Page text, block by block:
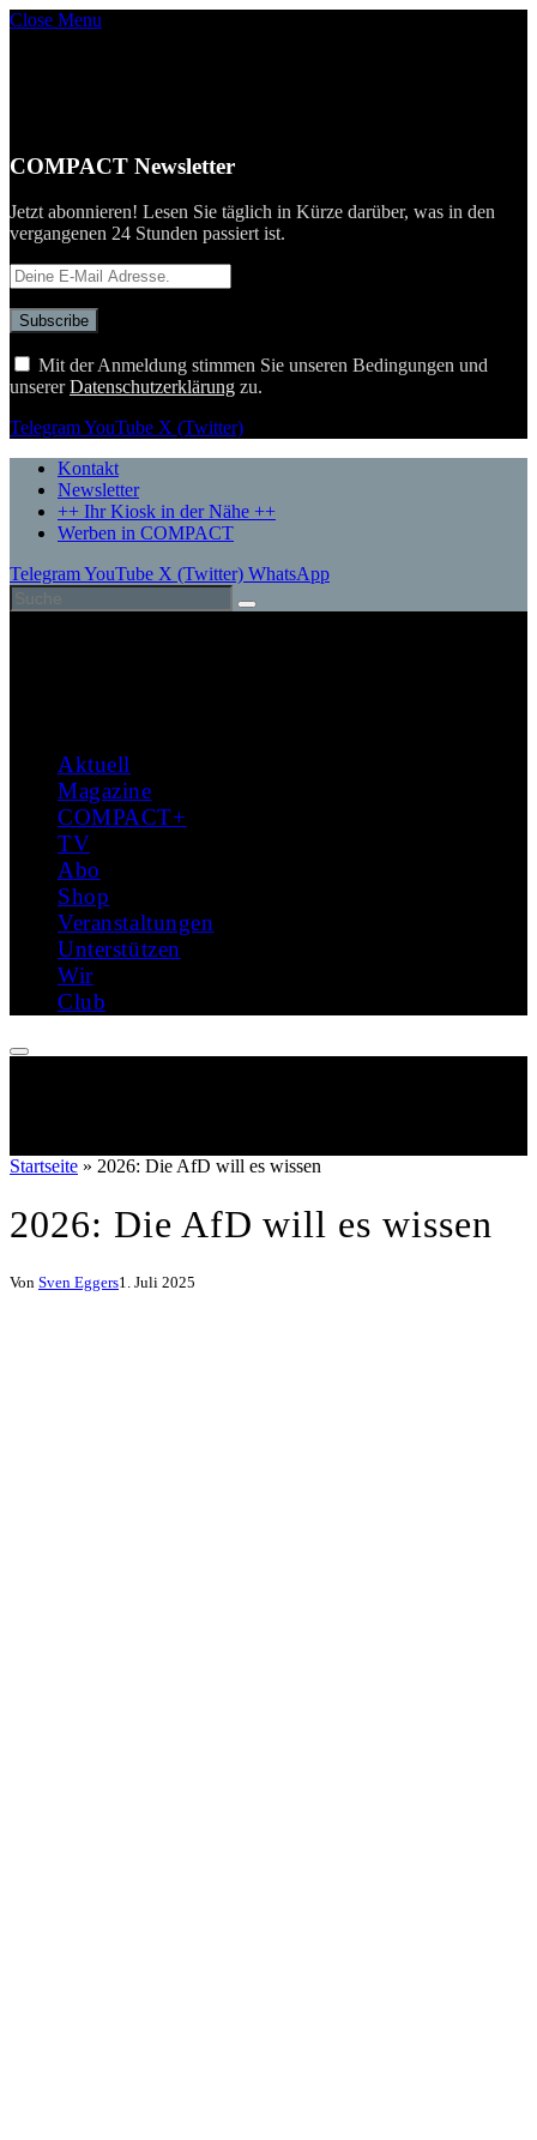
Close Menu
COMPACT Newsletter
Jetzt abonnieren! Lesen Sie täglich in Kürze darüber, was in den
vergangenen 24 Stunden passiert ist.
Mit der Anmeldung stimmen Sie unseren Bedingungen und
unsererDatenschutzerklärung zu.
TelegramYouTube X (Twitter)
Kontakt
Newsletter
++ Ihr Kiosk in der Nähe ++
Werben in COMPACT
TelegramYouTube X (Twitter) WhatsApp
Aktuell
Magazine
COMPACT+
TV
Abo
Shop
Veranstaltungen
Unterstützen
Wir
Club
Startseite » 2026: Die AfD will es wissen
2026: Die AfD will es wissen
Von Sven Eggers1. Juli 2025